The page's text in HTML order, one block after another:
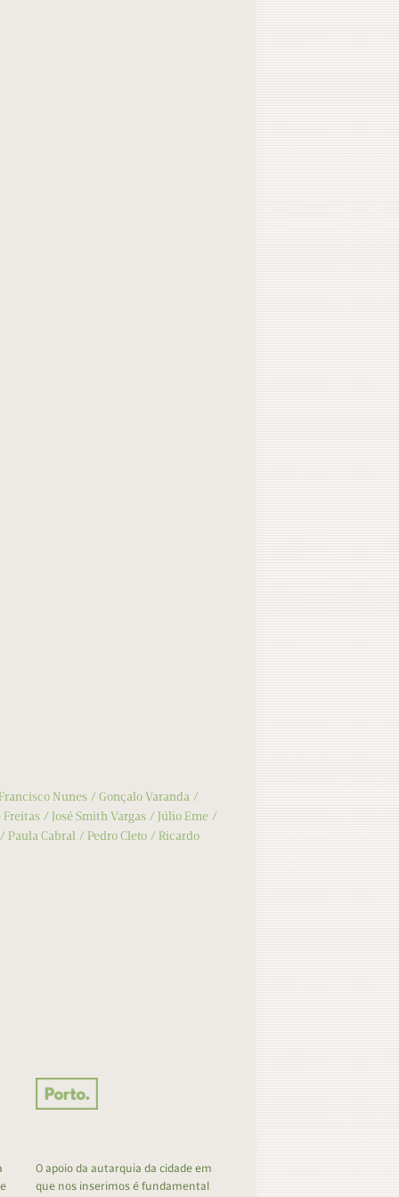
Nunes
Gonçalo Varanda
Freitas
José Smith Vargas
Júlio Eme
Paula Cabral
Pedro Cleto Ricardo
O apoio da autarquia da cidade em
que nos inserimos é fundamental